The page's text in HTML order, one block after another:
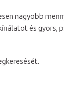
nagyobb
és gyors,